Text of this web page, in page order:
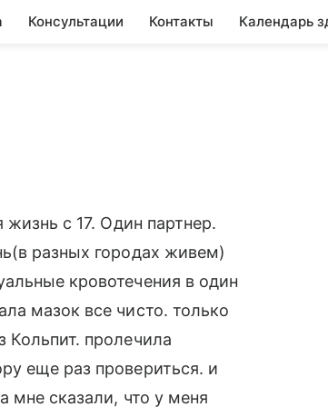
Консультации Контакты Календарь
с 17. Один партнер.
разных городах живем)
кровотечения в один
мазок все чисто. только
пролечила
еще раз провериться. и
мне сказали, что у меня